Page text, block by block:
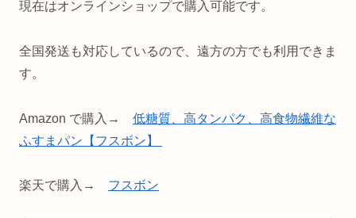
現在はオンラインショップで購入可能です。
全国発送も対応しているので、遠方の方でも利用できま
す。
Amazon で購入→ 低糖質、高タンパク、高食物繊維な
ふすまパン【フスボン】
楽天で購入→ フスボン